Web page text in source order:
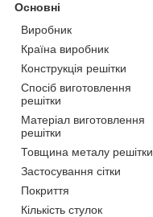
Основні
Виробник
Країна виробник
Конструкція решітки
Спосіб виготовлення
решітки
Матеріал виготовлення
решітки
Товщина металу решітки
Застосування сітки
Покриття
Кількість стулок